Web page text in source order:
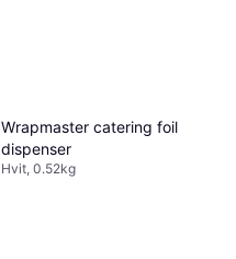
Wrapmaster catering foil
dispenser
Hvit, 0.52kg